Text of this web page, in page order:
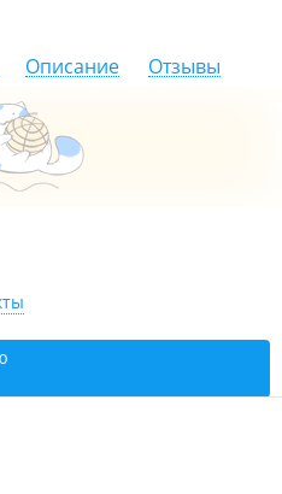
Описание Отзывы
101